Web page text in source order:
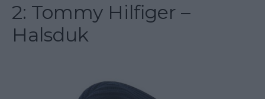
2: Tommy Hilfiger –
Halsduk